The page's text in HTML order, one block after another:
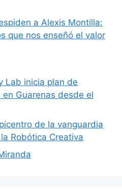
a Alexis Montilla:
que nos enseñó el valor
Lab inicia plan de
Guarenas desde el
de la vanguardia
Robótica Creativa